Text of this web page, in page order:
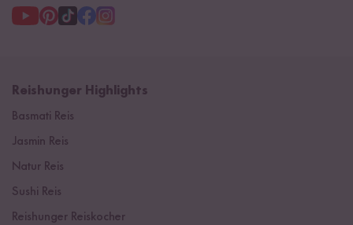
Reishunger Highlights
Basmati Reis
Jasmin Reis
Natur Reis
Sushi Reis
Reishunger Reiskocher